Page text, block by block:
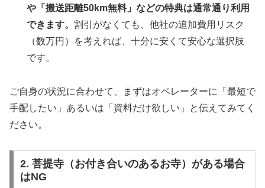
や「搬送距離50km無料」などの特典は通常通り利用
できます。割引がなくても、他社の追加費用リスク
（数万円）を考えれば、十分に安くて安心な選択肢
です。
ご自身の状況に合わせて、まずはオペレーターに「最短で
手配したい」あるいは「資料だけ欲しい」と伝えてみてく
ださい。
2. 菩提寺（お付き合いのあるお寺）がある場合
はNG